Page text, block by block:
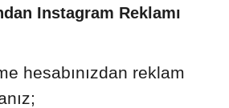
Instagram Reklamı
hesabınızdan reklam